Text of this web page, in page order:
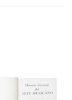
LA